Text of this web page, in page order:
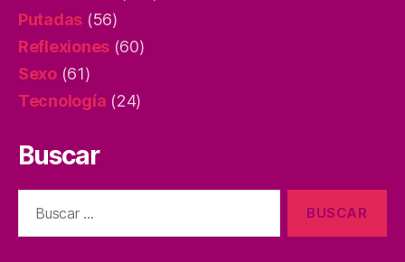
Putadas (56)
Reflexiones (60)
Sexo(61)
Tecnología (24)
Buscar